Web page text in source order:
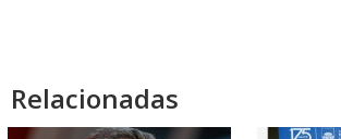
Relacionadas